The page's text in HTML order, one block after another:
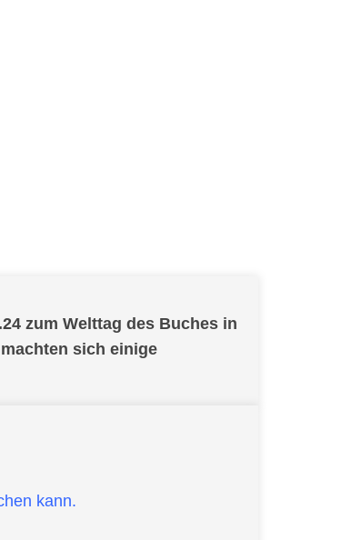
zum Welttag des Buches in
sich einige
kann.